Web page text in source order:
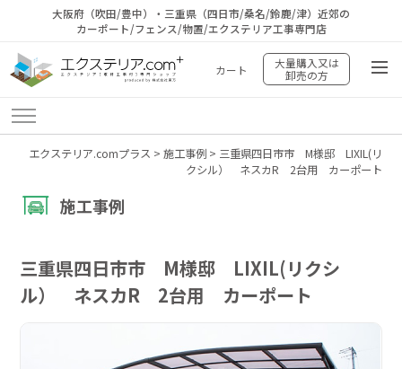
大阪府（吹田/豊中）・三重県（四日市/桑名/鈴鹿/津）近郊の
カーポート/フェンス/物置/エクステリア工事専門店
カート
大量購入又は
卸売の方
エクステリア.comプラス > 施工事例> 三重県四日市市 M様邸 LIXIL(リ
クシル） ネスカR 2台用 カーポート
施工事例
三重県四日市市 M様邸 LIXIL(リクシ
ル） ネスカR 2台用 カーポート